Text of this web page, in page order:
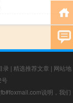
录 | 精选推荐文章 | 网站地
说明，我们